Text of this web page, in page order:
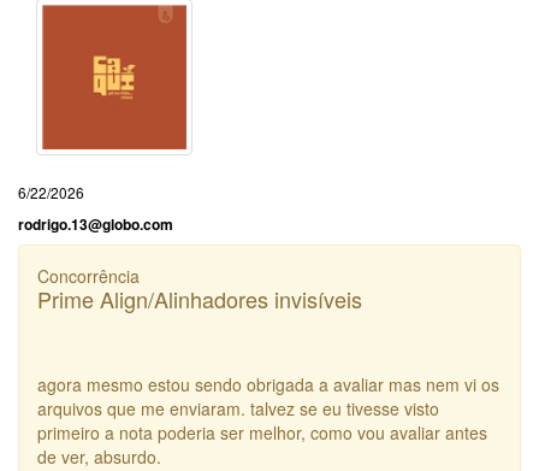
6/22/2026
rodrigo.13@globo.com
Concorrência
Prime Align/Alinhadores invisíveis
agora mesmo estou sendo obrigada a avaliar mas nem vi os
arquivos que me enviaram. talvez se eu tivesse visto
primeiro a nota poderia ser melhor, como vou avaliar antes
de ver, absurdo.